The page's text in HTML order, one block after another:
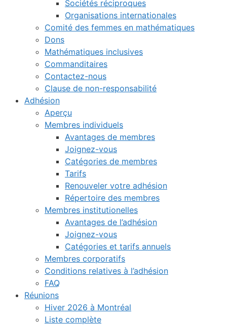
Sociétés réciproques
Organisations internationales
Comité des femmes en mathématiques
Dons
Mathématiques inclusives
Commanditaires
Contactez-nous
Clause de non-responsabilité
Adhésion
Aperçu
Membres individuels
Avantages de membres
Joignez-vous
Catégories de membres
Tarifs
Renouveler votre adhésion
Répertoire des membres
Membres institutionelles
Avantages de l’adhésion
Joignez-vous
Catégories et tarifs annuels
Membres corporatifs
Conditions relatives à l’adhésion
FAQ
Réunions
Hiver 2026 à Montréal
Liste complète